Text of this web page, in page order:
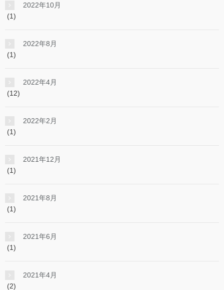
2022年10月
(1)
2022年8月
(1)
2022年4月
(12)
2022年2月
(1)
2021年12月
(1)
2021年8月
(1)
2021年6月
(1)
2021年4月
(2)